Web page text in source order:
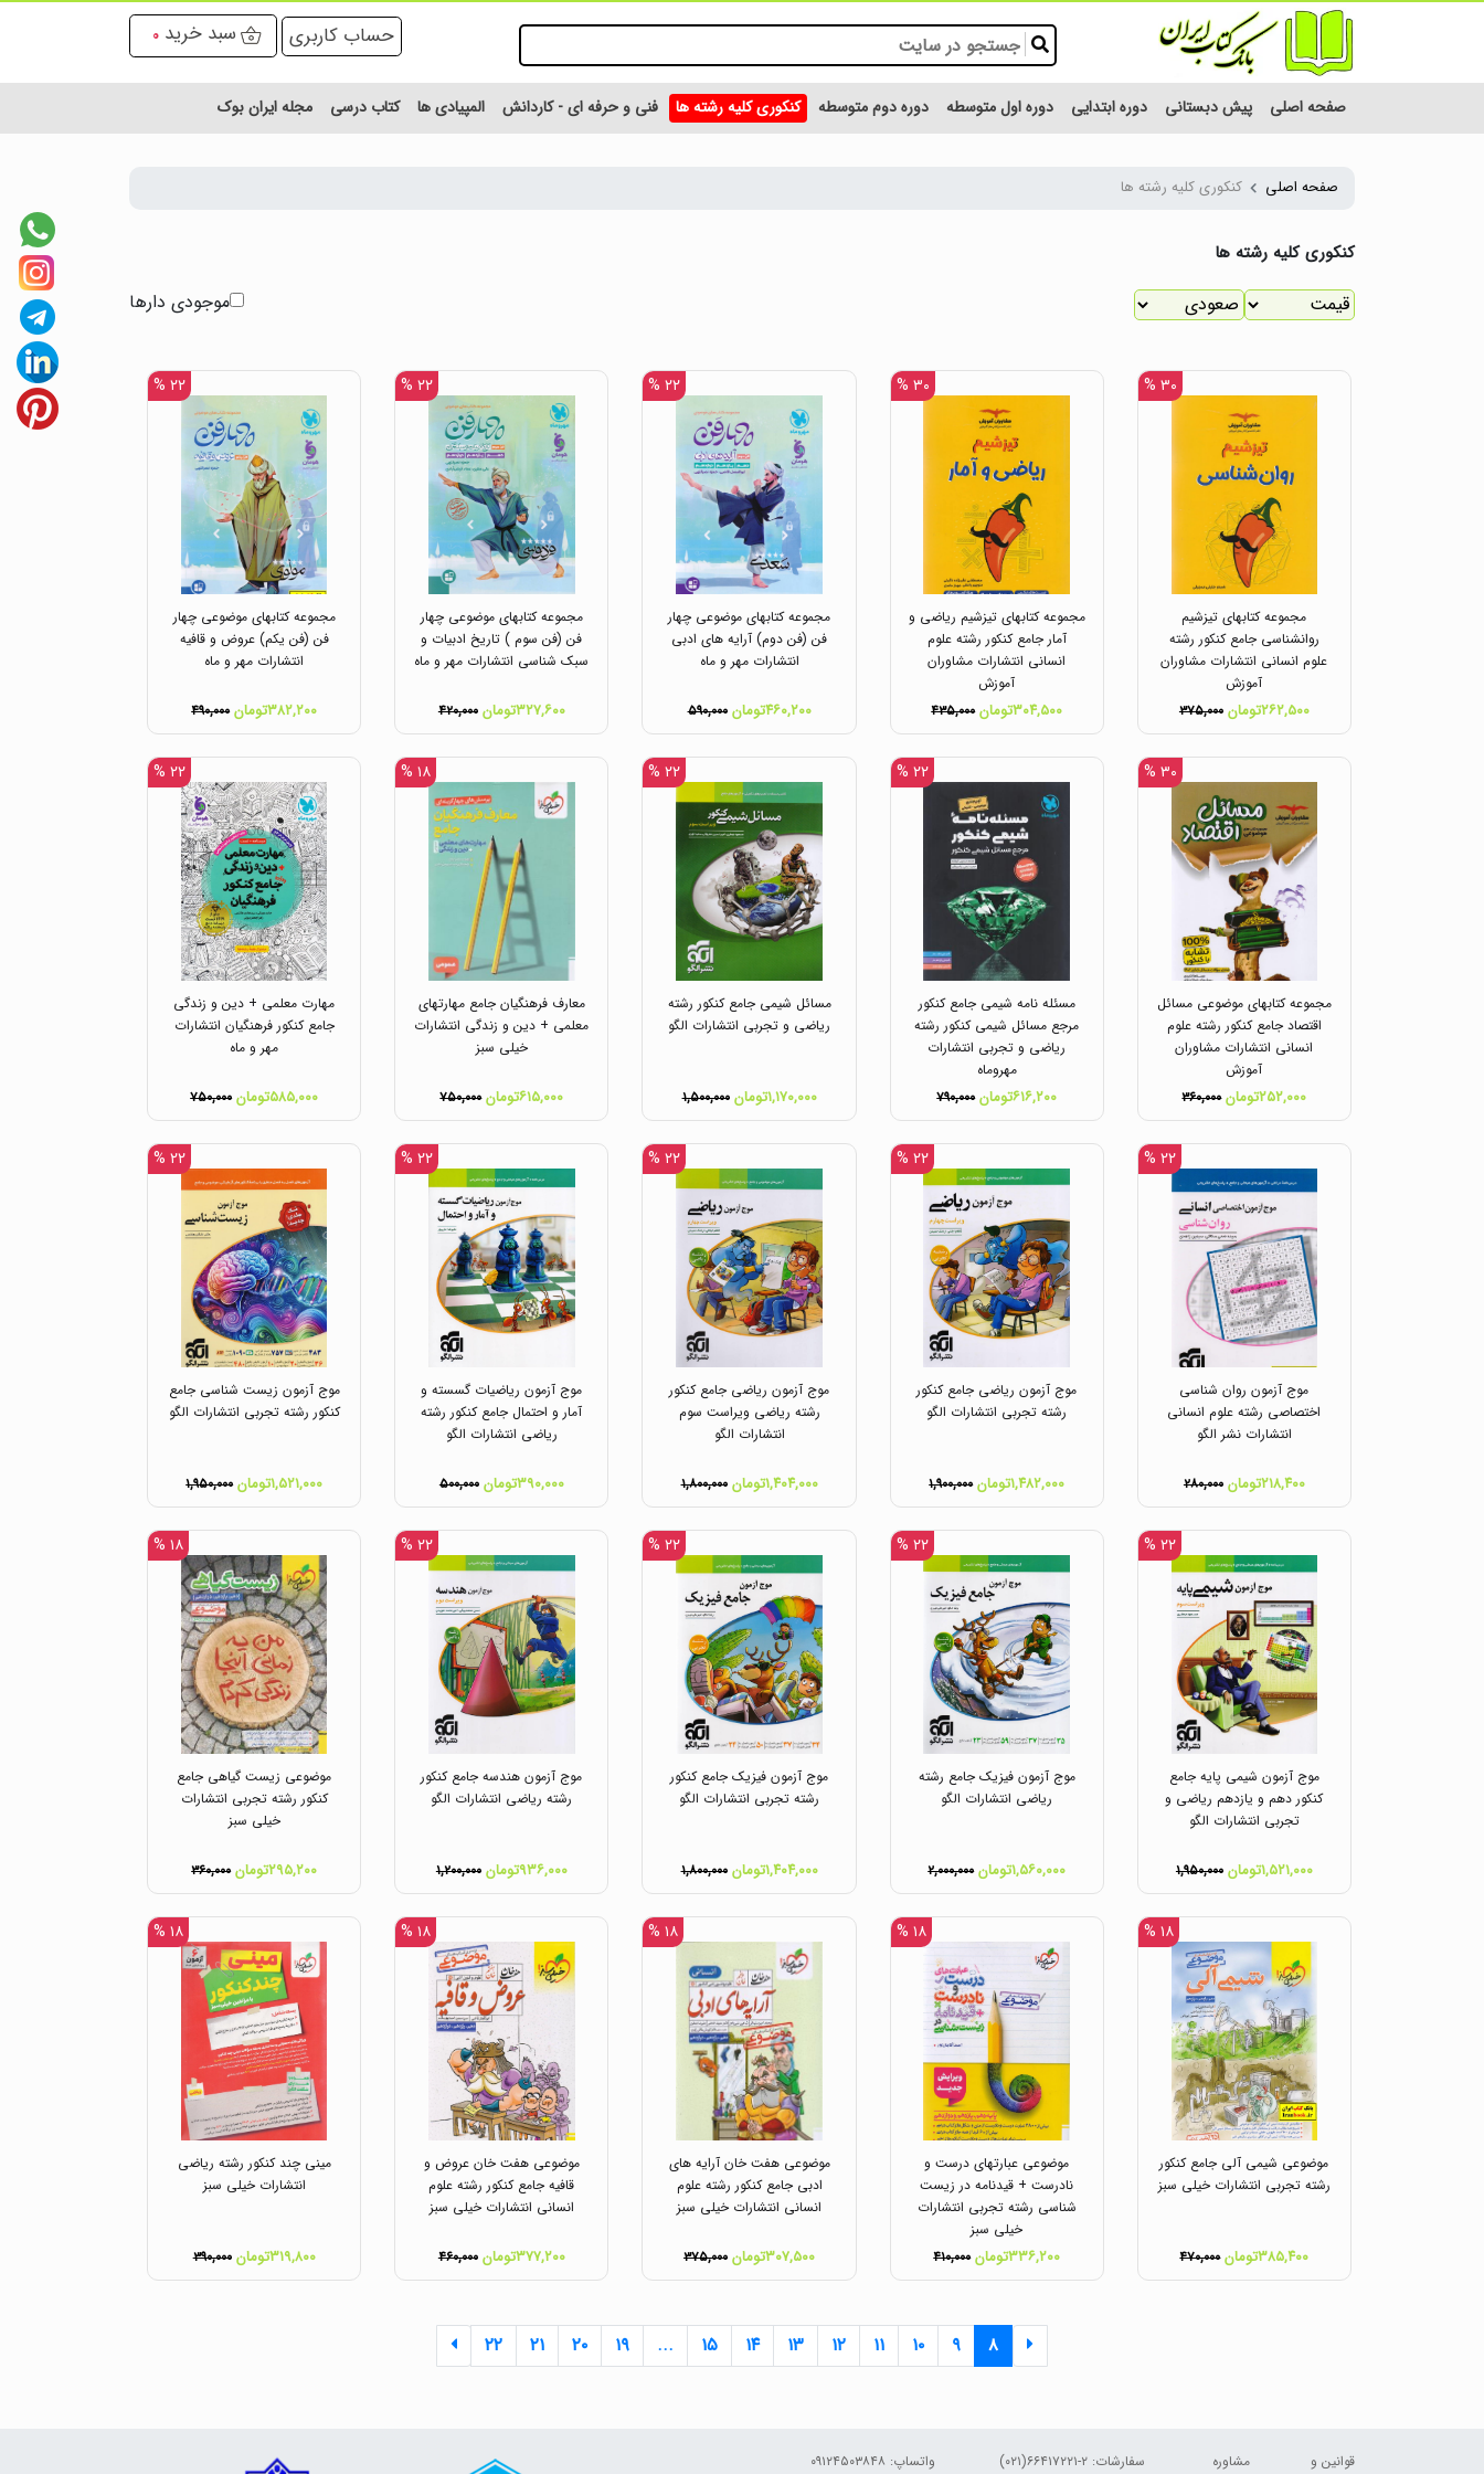
حساب کاربری سبد خرید 0
صفحه اصلی پیش دبستانی دوره ابتدایی دوره اول متوسطه دوره دوم متوسطه کنکوری کلیه رشته ها فنی و حرفه ای - کاردانش المپیادی ها کتاب درسی مجله ایران بوک
صفحه اصلی کنکوری کلیه رشته ها
کنکوری کلیه رشته ها
موجودی دارها
۳۰ %
مجموعه کتابهای تیزشیم
روانشناسی جامع کنکور رشته
علوم انسانی انتشارات مشاوران
آموزش
۲۶۲,۵۰۰تومان ۳۷۵,۰۰۰
۳۰ %
مجموعه کتابهای تیزشیم ریاضی و
آمار جامع کنکور رشته علوم
انسانی انتشارات مشاوران
آموزش
۳۰۴,۵۰۰تومان ۴۳۵,۰۰۰
۲۲ %
مجموعه کتابهای موضوعی چهار
فن (فن دوم) آرایه های ادبی
انتشارات مهر و ماه
۴۶۰,۲۰۰تومان ۵۹۰,۰۰۰
۲۲ %
مجموعه کتابهای موضوعی چهار
فن (فن سوم ) تاریخ ادبیات و
سبک شناسی انتشارات مهر و ماه
۳۲۷,۶۰۰تومان ۴۲۰,۰۰۰
۲۲ %
مجموعه کتابهای موضوعی چهار
فن (فن یکم) عروض و قافیه
انتشارات مهر و ماه
۳۸۲,۲۰۰تومان ۴۹۰,۰۰۰
۳۰ %
مجموعه کتابهای موضوعی مسائل
اقتصاد جامع کنکور رشته علوم
انسانی انتشارات مشاوران
آموزش
۲۵۲,۰۰۰تومان ۳۶۰,۰۰۰
۲۲ %
مسئله نامه شیمی جامع کنکور
مرجع مسائل شیمی کنکور رشته
ریاضی و تجربی انتشارات
مهروماه
۶۱۶,۲۰۰تومان ۷۹۰,۰۰۰
۲۲ %
مسائل شیمی جامع کنکور رشته
ریاضی و تجربی انتشارات الگو
۱,۱۷۰,۰۰۰تومان ۱,۵۰۰,۰۰۰
۱۸ %
معارف فرهنگیان جامع مهارتهای
معلمی + دین و زندگی انتشارات
خیلی سبز
۶۱۵,۰۰۰تومان ۷۵۰,۰۰۰
۲۲ %
مهارت معلمی + دین و زندگی
جامع کنکور فرهنگیان انتشارات
مهر و ماه
۵۸۵,۰۰۰تومان ۷۵۰,۰۰۰
۲۲ %
موج آزمون روان شناسی
اختصاصی رشته علوم انسانی
انتشارات نشر الگو
۲۱۸,۴۰۰تومان ۲۸۰,۰۰۰
۲۲ %
موج آزمون ریاضی جامع کنکور
رشته تجربی انتشارات الگو
۱,۴۸۲,۰۰۰تومان ۱,۹۰۰,۰۰۰
۲۲ %
موج آزمون ریاضی جامع کنکور
رشته ریاضی ویراست سوم
انتشارات الگو
۱,۴۰۴,۰۰۰تومان ۱,۸۰۰,۰۰۰
۲۲ %
موج آزمون ریاضیات گسسته و
آمار و احتمال جامع کنکور رشته
ریاضی انتشارات الگو
۳۹۰,۰۰۰تومان ۵۰۰,۰۰۰
۲۲ %
موج آزمون زیست شناسی جامع
کنکور رشته تجربی انتشارات الگو
۱,۵۲۱,۰۰۰تومان ۱,۹۵۰,۰۰۰
۲۲ %
موج آزمون شیمی پایه جامع
کنکور دهم و یازدهم ریاضی و
تجربی انتشارات الگو
۱,۵۲۱,۰۰۰تومان ۱,۹۵۰,۰۰۰
۲۲ %
موج آزمون فیزیک جامع رشته
ریاضی انتشارات الگو
۱,۵۶۰,۰۰۰تومان ۲,۰۰۰,۰۰۰
۲۲ %
موج آزمون فیزیک جامع کنکور
رشته تجربی انتشارات الگو
۱,۴۰۴,۰۰۰تومان ۱,۸۰۰,۰۰۰
۲۲ %
موج آزمون هندسه جامع کنکور
رشته ریاضی انتشارات الگو
۹۳۶,۰۰۰تومان ۱,۲۰۰,۰۰۰
۱۸ %
موضوعی زیست گیاهی جامع
کنکور رشته تجربی انتشارات
خیلی سبز
۲۹۵,۲۰۰تومان ۳۶۰,۰۰۰
۱۸ %
موضوعی شیمی آلی جامع کنکور
رشته تجربی انتشارات خیلی سبز
۳۸۵,۴۰۰تومان ۴۷۰,۰۰۰
۱۸ %
موضوعی عبارتهای درست و
نادرست + قیدنامه در زیست
شناسی رشته تجربی انتشارات
خیلی سبز
۳۳۶,۲۰۰تومان ۴۱۰,۰۰۰
۱۸ %
موضوعی هفت خان آرایه های
ادبی جامع کنکور رشته علوم
انسانی انتشارات خیلی سبز
۳۰۷,۵۰۰تومان ۳۷۵,۰۰۰
۱۸ %
موضوعی هفت خان عروض و
قافیه جامع کنکور رشته علوم
انسانی انتشارات خیلی سبز
۳۷۷,۲۰۰تومان ۴۶۰,۰۰۰
۱۸ %
مینی چند کنکور رشته ریاضی
انتشارات خیلی سبز
۳۱۹,۸۰۰تومان ۳۹۰,۰۰۰
۸ ۹ ۱۰ ۱۱ ۱۲ ۱۳ ۱۴ ۱۵ ... ۱۹ ۲۰ ۲۱ ۲۲
قوانین و مشاوره سفارشات: ۲-۶۶۴۱۷۲۲۱(۰۲۱) واتساپ: ۰۹۱۲۴۵۰۳۸۴۸